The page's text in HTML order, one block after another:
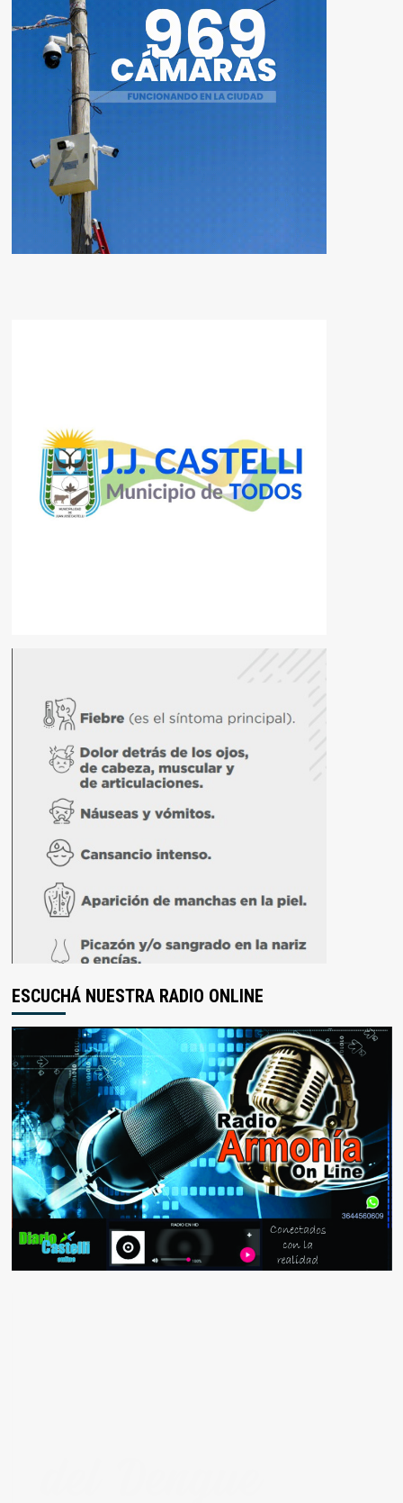
ESCUCHÁ NUESTRA RADIO ONLINE